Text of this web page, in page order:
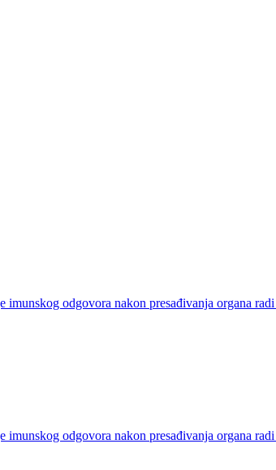
odgovora nakon presađivanja organa
odgovora nakon presađivanja organa